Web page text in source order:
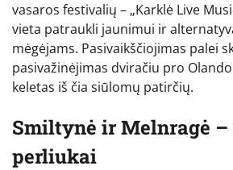
vasaros festivalių – „Karklė Live
vieta patraukli jaunimui ir
mėgėjams. Pasivaikščiojimas palei
pasivažinėjimas dviračiu pro
keletas iš čia siūlomų patirčių.
Smiltynė ir Melnragė
perliukai